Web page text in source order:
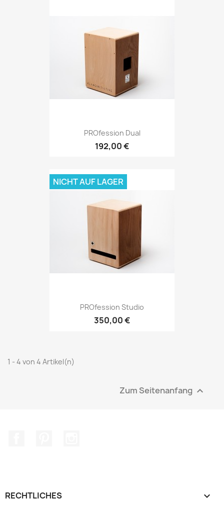
PROfession Dual
192,00 €
PROfession Studio
350,00 €
NICHT AUF LAGER
1 - 4 von 4 Artikel(n)
Zum Seitenanfang 
RECHTLICHES 